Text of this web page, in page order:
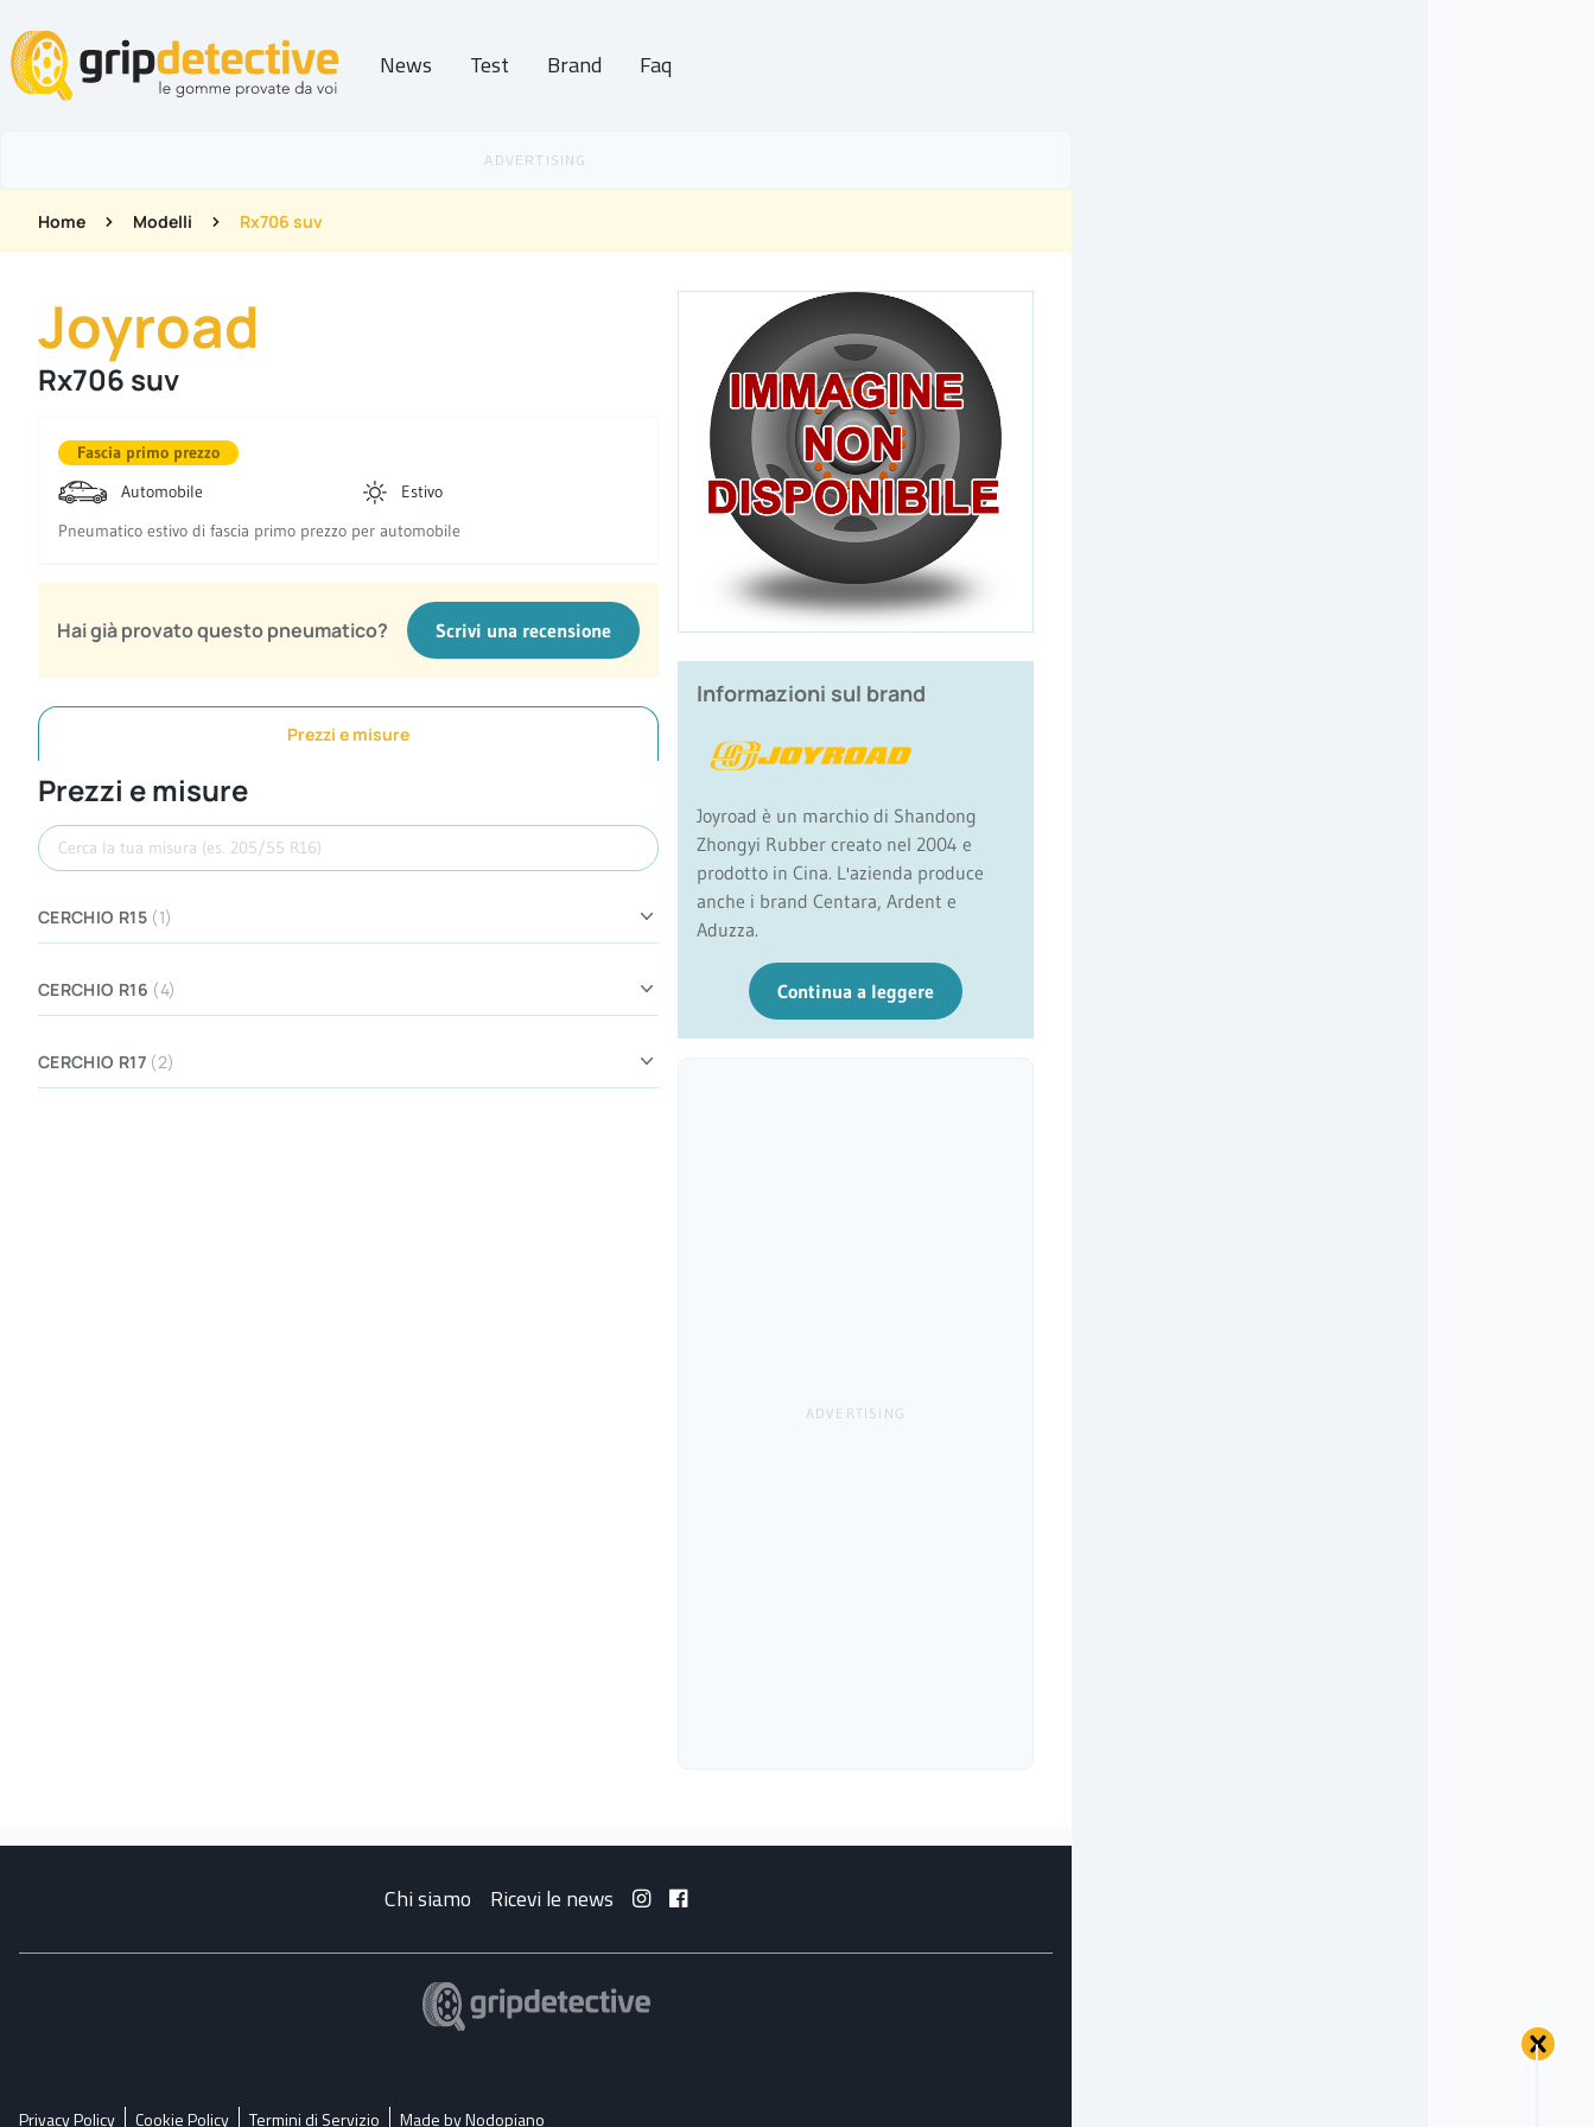
GripDetective News Test Brand Faq
Home Modelli Rx706 suv
Joyroad
Rx706 suv
Fascia primo prezzo
Automobile
Estivo
Pneumatico estivo di fascia primo prezzo per automobile
Hai già provato questo pneumatico? Scrivi una recensione
Informazioni sul brand
Joyroad è un marchio di Shandong
Zhongyi Rubber creato nel 2004 e
prodotto in Cina. L'azienda produce
anche i brand Centara, Ardent e
Aduzza.
Continua a leggere
Prezzi e misure
Prezzi e misure
Cerca misura
CERCHIO R15 (1)
CERCHIO R16 (4)
CERCHIO R17 (2)
Chi siamo Ricevi le news
Privacy Policy Cookie Policy Termini di Servizio Made by Nodopiano